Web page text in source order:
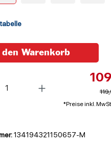
*Preise inkl.
den Warenkorb
134194321150657-M